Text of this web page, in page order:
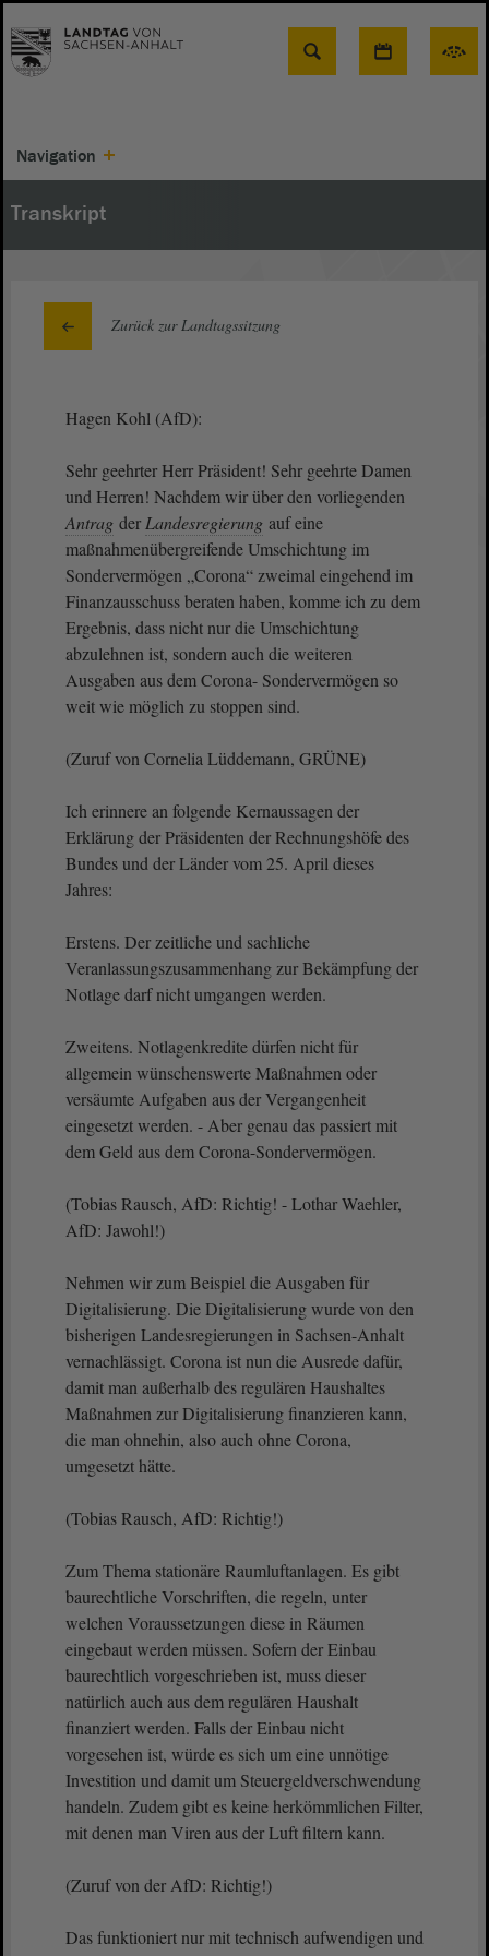
Suche
Navigation
Transkript
Zurück zur Landtagssitzung
Hagen Kohl (AfD):
Sehr geehrter Herr Präsident! Sehr geehrte Damen
und Herren! Nachdem wir über den vorliegenden
Antrag der Landesregierung auf eine
maßnahmenübergreifende Umschichtung im
Sondervermögen „Corona“ zweimal eingehend im
Finanzausschuss beraten haben, komme ich zu dem
Ergebnis, dass nicht nur die Umschichtung
abzulehnen ist, sondern auch die weiteren
Ausgaben aus dem Corona- Sondervermögen so
weit wie möglich zu stoppen sind.
(Zuruf von Cornelia Lüddemann, GRÜNE)
Ich erinnere an folgende Kernaussagen der
Erklärung der Präsidenten der Rechnungshöfe des
Bundes und der Länder vom 25. April dieses
Jahres:
Erstens. Der zeitliche und sachliche
Veranlassungszusammenhang zur Bekämpfung der
Notlage darf nicht umgangen werden.
Zweitens. Notlagenkredite dürfen nicht für
allgemein wünschenswerte Maßnahmen oder
versäumte Aufgaben aus der Vergangenheit
eingesetzt werden. - Aber genau das passiert mit
dem Geld aus dem Corona-Sondervermögen.
(Tobias Rausch, AfD: Richtig! - Lothar Waehler,
AfD: Jawohl!)
Nehmen wir zum Beispiel die Ausgaben für
Digitalisierung. Die Digitalisierung wurde von den
bisherigen Landesregierungen in Sachsen-Anhalt
vernachlässigt. Corona ist nun die Ausrede dafür,
damit man außerhalb des regulären Haushaltes
Maßnahmen zur Digitalisierung finanzieren kann,
die man ohnehin, also auch ohne Corona,
umgesetzt hätte.
(Tobias Rausch, AfD: Richtig!)
Zum Thema stationäre Raumluftanlagen. Es gibt
baurechtliche Vorschriften, die regeln, unter
welchen Voraussetzungen diese in Räumen
eingebaut werden müssen. Sofern der Einbau
baurechtlich vorgeschrieben ist, muss dieser
natürlich auch aus dem regulären Haushalt
finanziert werden. Falls der Einbau nicht
vorgesehen ist, würde es sich um eine unnötige
Investition und damit um Steuergeldverschwendung
handeln. Zudem gibt es keine herkömmlichen Filter,
mit denen man Viren aus der Luft filtern kann.
(Zuruf von der AfD: Richtig!)
Das funktioniert nur mit technisch aufwendigen und